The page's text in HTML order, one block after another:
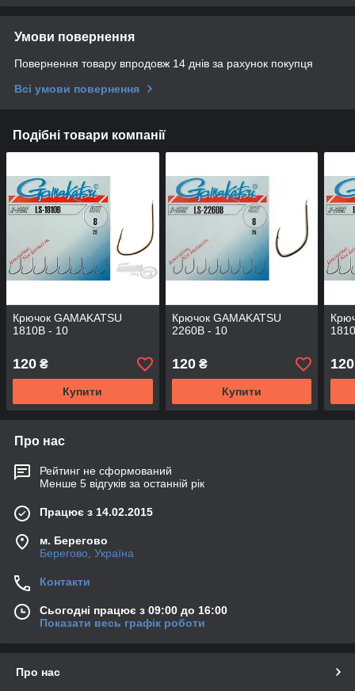
Умови повернення
Повернення товару впродовж 14 днів за рахунок покупця
Всі умови повернення
Подібні товари компанії
Крючок GAMAKATSU
1810B - 10
120 ₴
Купити
Крючок GAMAKATSU
2260B - 10
120₴
Купити
120
Про нас
Рейтинг не сформований
Менше 5 відгуків за останній рік
Працює з 14.02.2015
м. Берегово
Берегово, Україна
Контакти
Сьогодні працює з 09:00 до 16:00
Показати весь графік роботи
Про нас